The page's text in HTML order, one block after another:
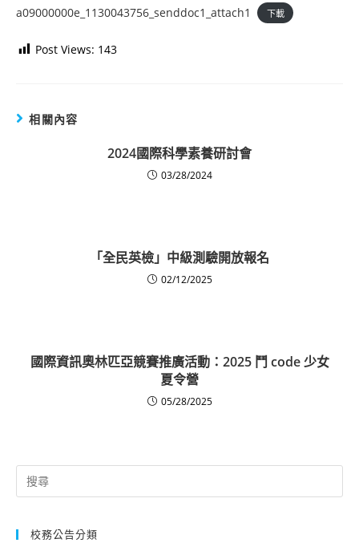
a09000000e_1130043756_senddoc1_attach1 下載
Post Views: 143
相關內容
2024國際科學素養研討會
03/28/2024
「全民英檢」中級測驗開放報名
02/12/2025
國際資訊奧林匹亞競賽推廣活動：2025 鬥 code 少女
夏令營
05/28/2025
Search
for:
校務公告分類